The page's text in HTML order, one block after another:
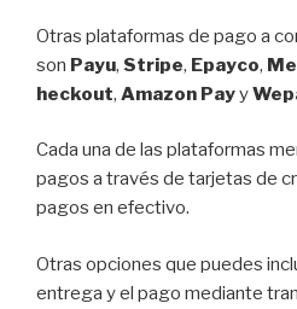
Otras plataformas de pago a
son Payu, Stripe, Epayco,
heckout, Amazon Payy
Cada una de las plataformas
pagos a través de tarjetas de
pagos en efectivo.
Otras opciones que puedes
entrega y el pago mediante